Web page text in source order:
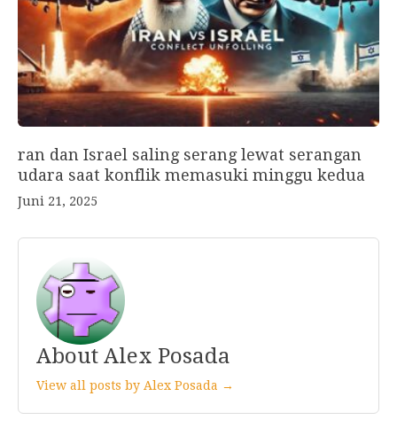
ran dan Israel saling serang lewat serangan
udara saat konflik memasuki minggu kedua
Juni 21, 2025
About Alex Posada
View all posts by Alex Posada →